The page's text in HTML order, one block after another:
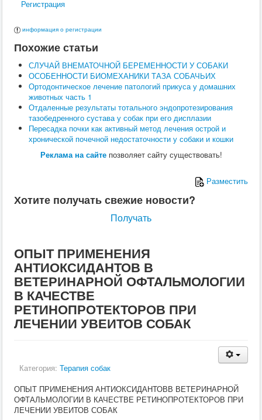
Поведение
Кошки
Ветеринария
Хирургия
Терапия
Заразные заболевания
Инфекционные заболевания
Инвазионные заболевания
Кормление
Поведение
Воспроизводство
Птицы
Ветеринария
Ветеринария
Кролики
Ветеринария
Кормление
Пушные звери
Пчелы
Экзотические животные
Ветеринария
Ветеринария
По животным
Лошадей
Свиньи
Собаки
Кошки
Птицы
Рыбы
Регистрация
информация о регистрации
Похожие статьи
СЛУЧАЙ ВНЕМАТОЧНОЙ БЕРЕМЕННОСТИ У СОБАКИ
ОСОБЕННОСТИ БИОМЕХАНИКИ ТАЗА СОБАЧЬИХ
Ортодонтическое лечение патологий прикуса у домашних
животных часть 1
Отдаленные результаты тотального эндопротезирования
тазобедренного сустава у собак при его дисплазии
Пересадка почки как активный метод лечения острой и
хронической почечной недостаточности у собаки и кошки
Реклама на сайтепозволяет сайту существовать!
Разместить
Хотите получать свежие новости?
Получать
ОПЫТ ПРИМЕНЕНИЯ
АНТИОКСИДАНТОВ В
ВЕТЕРИНАРНОЙ ОФТАЛЬМОЛОГИИ
В КАЧЕСТВЕ
РЕТИНОПРОТЕКТОРОВ ПРИ
ЛЕЧЕНИИ УВЕИТОВ СОБАК
Категория: Терапия собак
ОПЫТ ПРИМЕНЕНИЯ АНТИОКСИДАНТОВВ ВЕТЕРИНАРНОЙ
ОФТАЛЬМОЛОГИИ В КАЧЕСТВЕ РЕТИНОПРОТЕКТОРОВ ПРИ
ЛЕЧЕНИИ УВЕИТОВ СОБАК